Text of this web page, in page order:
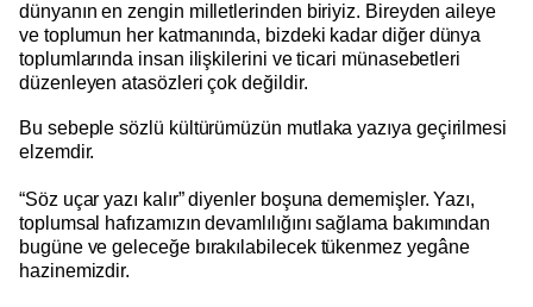
dünyanın en zengin milletlerinden biriyiz. Bireyden aileye
ve toplumun her katmanında, bizdeki kadar diğer dünya
toplumlarında insan ilişkilerini ve ticari münasebetleri
düzenleyen atasözleri çok değildir.
Bu sebeple sözlü kültürümüzün mutlaka yazıya geçirilmesi
elzemdir.
“Söz uçar yazı kalır” diyenler boşuna dememişler. Yazı,
toplumsal hafızamızın devamlılığını sağlama bakımından
bugüne ve geleceğe bırakılabilecek tükenmez yegâne
hazinemizdir.